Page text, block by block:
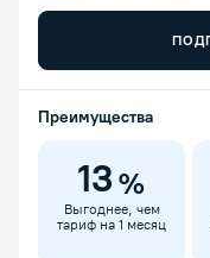
Преимущества
13 %
Выгоднее, чем
тариф на 1 месяц